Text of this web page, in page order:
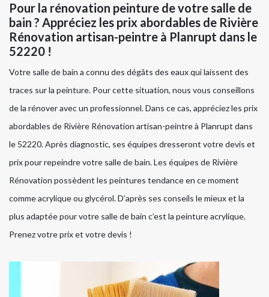
Pour la rénovation peinture de votre salle de
bain ? Appréciez les prix abordables de Rivière
Rénovation artisan-peintre à Planrupt dans le
52220 !
Votre salle de bain a connu des dégâts des eaux qui laissent des
traces sur la peinture. Pour cette situation, nous vous conseillons
de la rénover avec un professionnel. Dans ce cas, appréciez les prix
abordables de Rivière Rénovation artisan-peintre à Planrupt dans
le 52220. Après diagnostic, ses équipes dresseront votre devis et
prix pour repeindre votre salle de bain. Les équipes de Rivière
Rénovation possèdent les peintures tendance en ce moment
comme acrylique ou glycérol. D’après ses conseils le mieux et la
plus adaptée pour votre salle de bain c’est la peinture acrylique.
Prenez votre prix et votre devis !